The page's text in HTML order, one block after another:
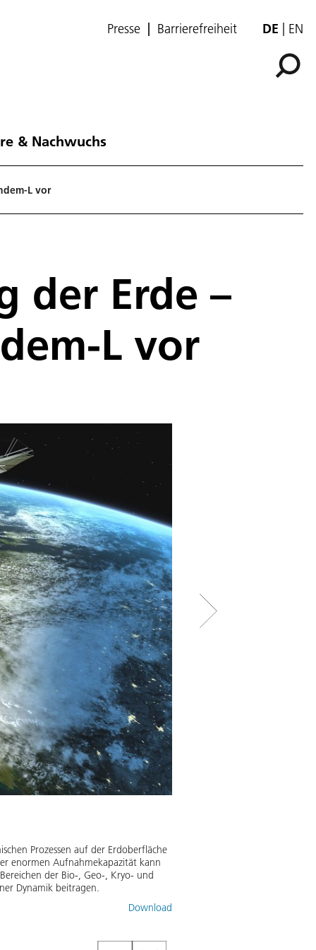
Presse Barrierefreiheit DE EN
& Nachwuchs
L vor
der Erde –
L vor
Prozessen auf der Erdoberfläche
enormen Aufnahmekapazität kann
der Bio-, Geo-, Kryo- und
Dynamik beitragen.
Download